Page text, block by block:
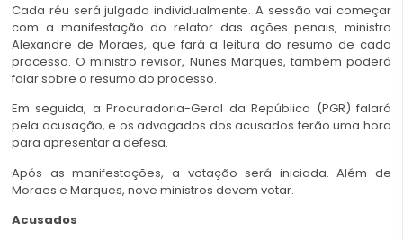
Cada réu será julgado individualmente. A sessão vai começar
com a manifestação do relator das ações penais, ministro
Alexandre de Moraes, que fará a leitura do resumo de cada
processo. O ministro revisor, Nunes Marques, também poderá
falar sobre o resumo do processo.
Em seguida, a Procuradoria-Geral da República (PGR) falará
pela acusação, e os advogados dos acusados terão uma hora
para apresentar a defesa.
Após as manifestações, a votação será iniciada. Além de
Moraes e Marques, nove ministros devem votar.
Acusados